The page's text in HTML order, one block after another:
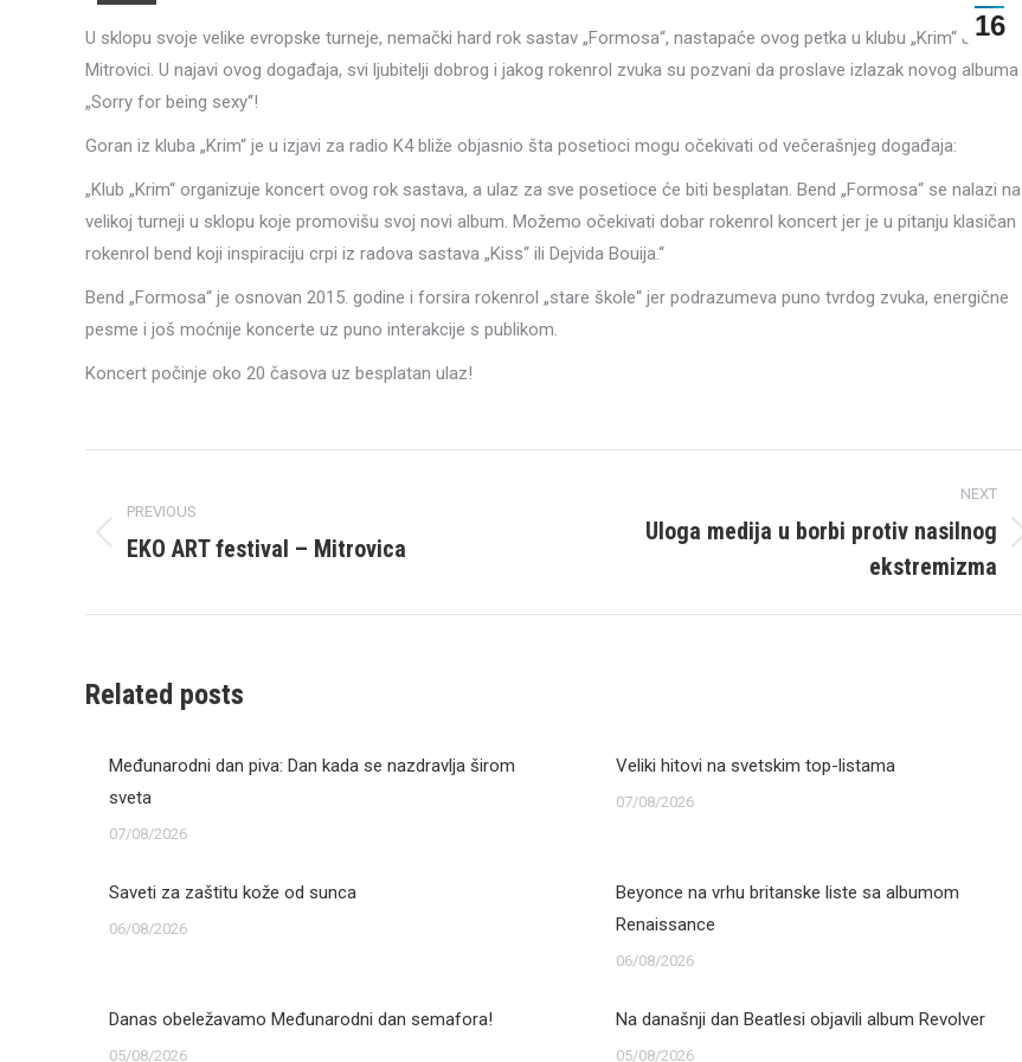
16
U sklopu svoje velike evropske turneje, nemački hard rok sastav „Formosa“, nastapaće ovog petka u klubu „Krim“ u
Mitrovici. U najavi ovog događaja, svi ljubitelji dobrog i jakog rokenrol zvuka su pozvani da proslave izlazak novog albuma
„Sorry for being sexy“!
Goran iz kluba „Krim“ je u izjavi za radio K4 bliže objasnio šta posetioci mogu očekivati od večerašnjeg događaja:
„Klub „Krim“ organizuje koncert ovog rok sastava, a ulaz za sve posetioce će biti besplatan. Bend „Formosa“ se nalazi na
velikoj turneji u sklopu koje promovišu svoj novi album. Možemo očekivati dobar rokenrol koncert jer je u pitanju klasičan
rokenrol bend koji inspiraciju crpi iz radova sastava „Kiss“ ili Dejvida Bouija.“
Bend „Formosa“ je osnovan 2015. godine i forsira rokenrol „stare škole“ jer podrazumeva puno tvrdog zvuka, energične
pesme i još moćnije koncerte uz puno interakcije s publikom.
Koncert počinje oko 20 časova uz besplatan ulaz!
navigation
PREVIOUS
Previous
EKO ART festival – Mitrovica
NEXT
Uloga medija u borbi protiv nasilnog
ekstremizma
Related posts
Međunarodni dan piva: Dan kada se nazdravlja širom
sveta
07/08/2026
Veliki hitovi na svetskim top-listama
07/08/2026
Saveti za zaštitu kože od sunca
06/08/2026
Beyonce na vrhu britanske liste sa albumom
Renaissance
06/08/2026
Danas obeležavamo Međunarodni dan semafora!
05/08/2026
Na današnji dan Beatlesi objavili album Revolver
05/08/2026